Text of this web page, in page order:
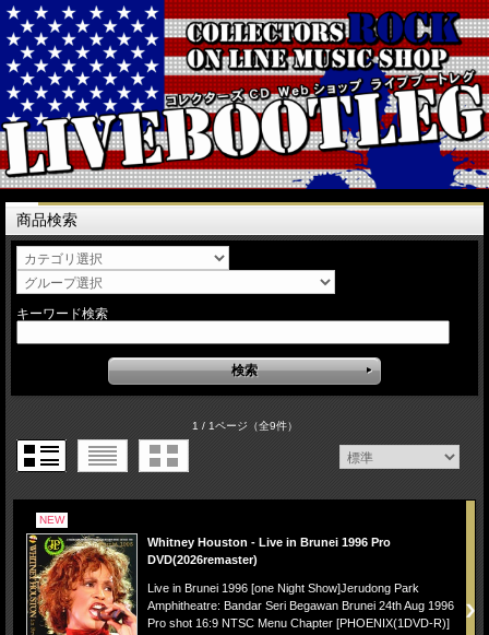
商品検索
キーワード検索
1 / 1ページ（全9件）
NEW
Whitney Houston - Live in Brunei 1996 Pro
DVD(2026remaster)
Live in Brunei 1996 [one Night Show]Jerudong Park
Amphitheatre: Bandar Seri Begawan Brunei 24th Aug 1996
Pro shot 16:9 NTSC Menu Chapter [PHOENIX(1DVD-R)]